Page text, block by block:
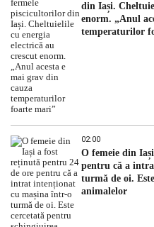
din Iași.
enorm. „Anul
temperaturilor
02:00
O femeie din
pentru că a
turmă de oi.
animalelor